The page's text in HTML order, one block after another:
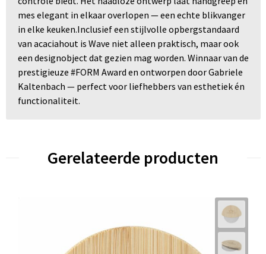
mes elegant in elkaar overlopen — een echte blikvanger
in elke keuken.Inclusief een stijlvolle opbergstandaard
van acaciahout is Wave niet alleen praktisch, maar ook
een designobject dat gezien mag worden. Winnaar van de
prestigieuze #FORM Award en ontworpen door Gabriele
Kaltenbach — perfect voor liefhebbers van esthetiek én
functionaliteit.
Gerelateerde producten